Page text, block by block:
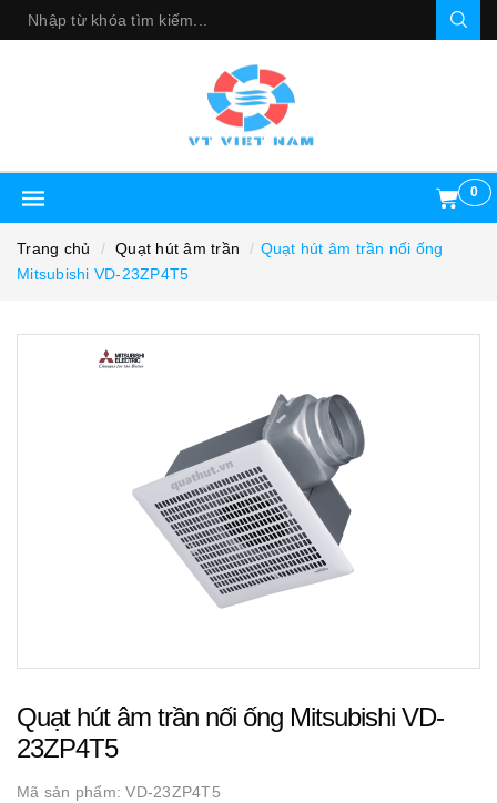
0
Trang chủ Quạt hút âm trần
Quạt hút âm trần nối ống
Mitsubishi VD-23ZP4T5
Quạt hút âm trần nối ống Mitsubishi VD-
23ZP4T5
Mã sản phẩm:VD-23ZP4T5